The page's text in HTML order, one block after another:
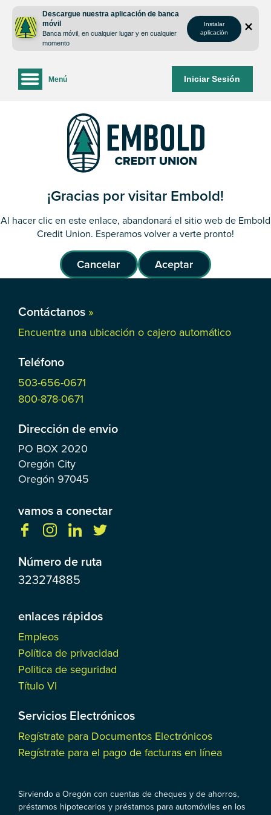
contenido
inicio
Descargue nuestra aplicación de banca
móvil
Banca móvil, en cualquier lugar y en cualquier
momento
Instalar
aplicación
Iniciar Sesión
Menú
¡Gracias por visitar Embold!
Al hacer clic en este enlace, abandonará el sitio web de Embold
Credit Union. Esperamos volver a verte pronto!
Cancelar Aceptar
Contáctanos »
Encuentra una ubicación o cajero automático
Teléfono
503-656-0671
800-878-0671
Dirección de envio
PO BOX 2020
Oregón City
Oregón 97045
vamos a conectar
Número de ruta
323274885
enlaces rápidos
Empleos
Política de privacidad
Politica de seguridad
Título VI
Servicios Electrónicos
Regístrate para Documentos Electrónicos
Regístrate para el pago de facturas en línea
Sirviendo a Oregón con cuentas de cheques y de ahorros,
préstamos hipotecarios y préstamos para automóviles en los